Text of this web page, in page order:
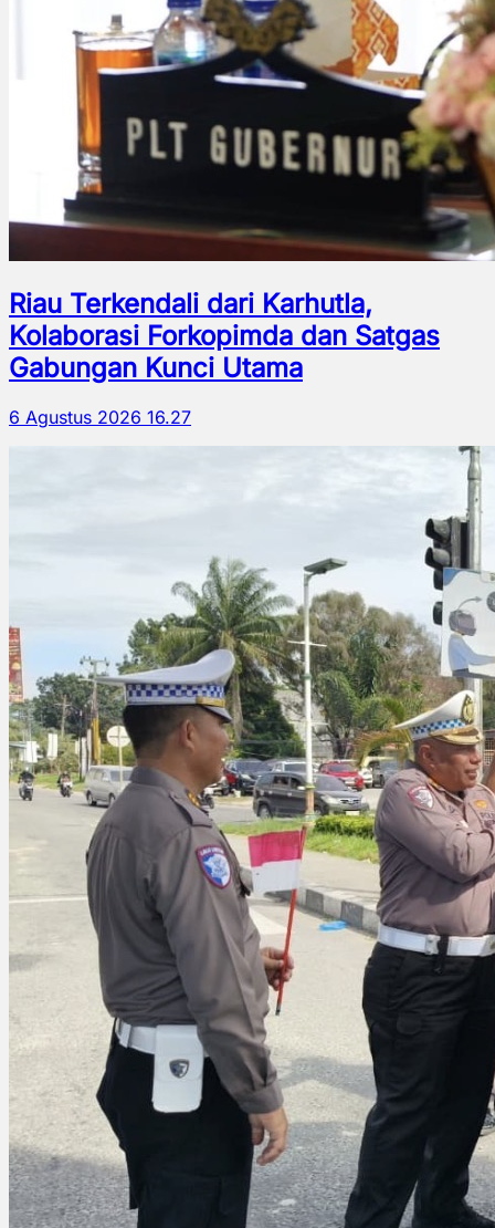
Riau Terkendali dari Karhutla,
Kolaborasi Forkopimda dan Satgas
Gabungan Kunci Utama
6 Agustus 2026 16.27